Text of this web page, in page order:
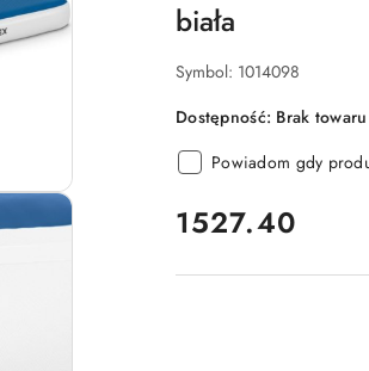
biała
Symbol: 1014098
Dostępność: Brak towaru
Powiadom gdy
cena:
1527.40